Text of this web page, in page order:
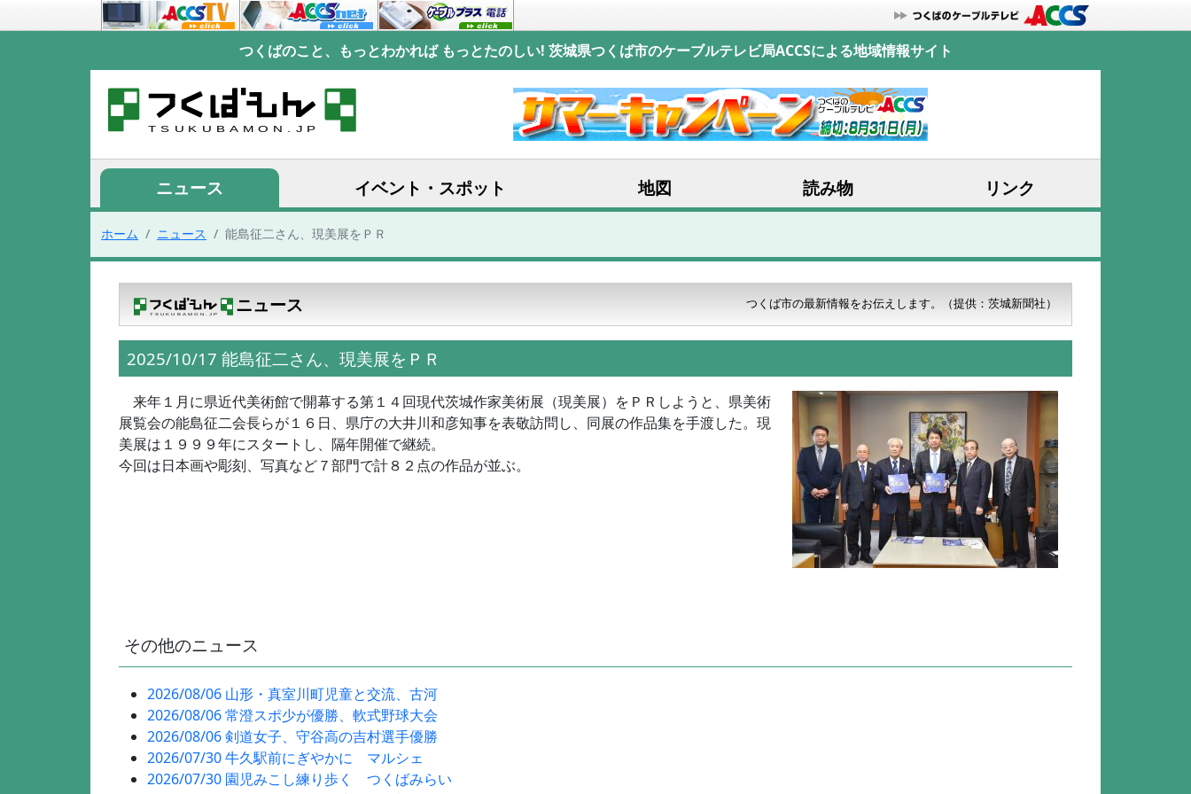
つくばのこと、もっとわかれば もっとたのしい! 茨城県つくば市のケーブルテレビ局ACCSによる地域情報サイト
ニュース イベント・スポット 地図 読み物 リンク
ホーム ニュース 能島征二さん、現美展をＰＲ
ニュース つくば市の最新情報をお伝えします。 （提供：茨城新聞社）
2025/10/17 能島征二さん、現美展をＰＲ
来年１月に県近代美術館で開幕する第１４回現代茨城作家美術展（現美展）をＰＲしようと、県美術
展覧会の能島征二会長らが１６日、県庁の大井川和彦知事を表敬訪問し、同展の作品集を手渡した。現
美展は１９９９年にスタートし、隔年開催で継続。
今回は日本画や彫刻、写真など７部門で計８２点の作品が並ぶ。
その他のニュース
2026/08/06 山形・真室川町児童と交流、古河
2026/08/06 常澄スポ少が優勝、軟式野球大会
2026/08/06 剣道女子、守谷高の吉村選手優勝
2026/07/30 牛久駅前にぎやかに マルシェ
2026/07/30 園児みこし練り歩く つくばみらい